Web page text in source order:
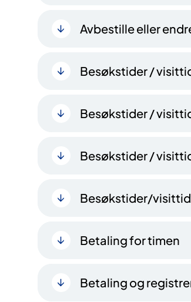
Avbestille eller
Besøkstider /
Besøkstider /
Besøkstider /
Besøkstider/
Betaling for timen
Betaling og